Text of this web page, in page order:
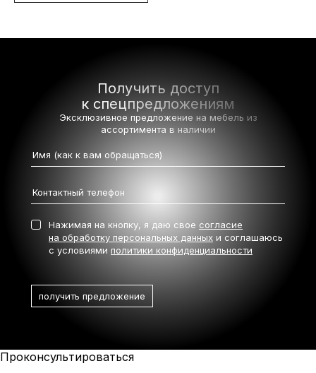
Получить доступ
к спецпредложениям
Эксклюзивное предложение на мебель из
ассортимента в наличии
Нажимая на кнопку, я даю свое согласие
на обработку персональных данных и соглашаюсь
с условиями политики конфиденциальности
Проконсультироваться